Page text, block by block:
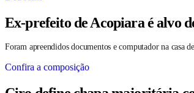
Ex-prefeito de Acopiara é alvo
Foram apreendidos documentos e computador na casa
Confira a composição